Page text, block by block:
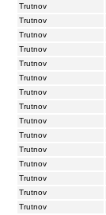
Trutnov
Trutnov
Trutnov
Trutnov
Trutnov
Trutnov
Trutnov
Trutnov
Trutnov
Trutnov
Trutnov
Trutnov
Trutnov
Trutnov
Trutnov